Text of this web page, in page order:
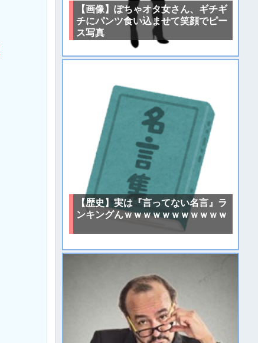
【画像】ぽちゃオタ女さん、ギチギ
チにパンツ食い込ませて笑顔でピー
ス写真
【歴史】実は『言ってない名言』ラ
ンキングんｗｗｗｗｗｗｗｗｗｗｗ